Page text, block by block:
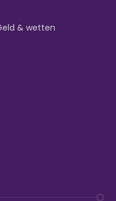
& wetten